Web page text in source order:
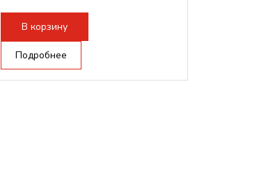
В корзину
Подробнее